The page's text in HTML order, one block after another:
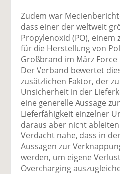
Zudem war
dass einer der weltweit
Propylenoxid (PO),
für die Herstellung von
Großbrand im März
Der Verband bewertet
zusätzlichen Faktor, der
Unsicherheit in der
eine generelle Aussage
Lieferfähigkeit einzelner
daraus aber nicht
Verdacht nahe, dass in
Aussagen zur
werden, um eigene
Overcharging